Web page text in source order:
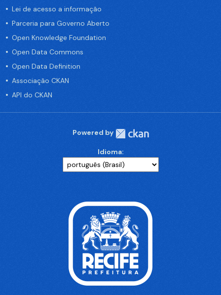
Lei de acesso a informação
Parceria para Governo Aberto
Open Knowledge Foundation
Open Data Commons
Open Data Definition
Associação CKAN
API do CKAN
Powered by
Idioma